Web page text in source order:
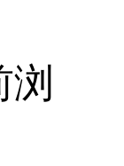
浏